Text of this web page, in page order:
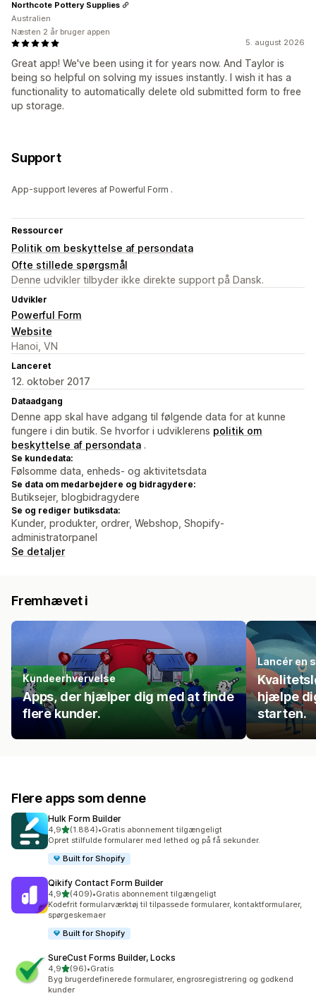
5. august 2026
Great app! We've been using it for years now. And Taylor is
being so helpful on solving my issues instantly. I wish it has a
functionality to automatically delete old submitted form to free
up storage.
Northcote Pottery Supplies
Australien
Næsten 2 år bruger appen
Support
App-support leveres af Powerful Form .
Ressourcer
Politik om beskyttelse af persondata
Ofte stillede spørgsmål
Denne udvikler tilbyder ikke direkte support på Dansk.
Udvikler
Powerful Form
Website
Hanoi, VN
Lanceret
12. oktober 2017
Dataadgang
Denne app skal have adgang til følgende data for at kunne
fungere i din butik. Se hvorfor i udviklerens politik om
beskyttelse af persondata .
Se kundedata:
Følsomme data, enheds- og aktivitetsdata
Se data om medarbejdere og bidragydere:
Butiksejer, blogbidragydere
Se og rediger butiksdata:
Kunder, produkter, ordrer, Webshop, Shopify-
administratorpanel
Se detaljer
Fremhævet i
Kundeerhvervelse
Apps, der hjælper dig med at finde
flere kunder.
Lancér en
hjælpe
starten.
Flere apps som denne
Hulk Form Builder
4,9ud af 5 stjerner
(1.884)
1884 anmeldelser i alt
•Gratis abonnement tilgængeligt
Opret stilfulde formularer med lethed og på få sekunder.
Built for Shopify
Qikify Contact Form Builder
4,9ud af 5 stjerner
(409)
409 anmeldelser i alt
•Gratis abonnement tilgængeligt
Kodefrit formularværktøj til tilpassede formularer, kontaktformularer,
spørgeskemaer
Built for Shopify
SureCust Forms Builder, Locks
4,9ud af 5 stjerner
(96)
96 anmeldelser i alt
•Gratis
Byg brugerdefinerede formularer, engrosregistrering og godkend
kunder